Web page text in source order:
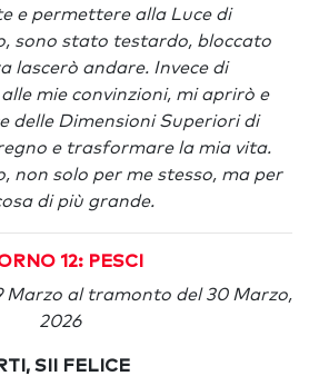
e permettere alla Luce di
sono stato testardo, bloccato
lascerò andare. Invece di
mie convinzioni, mi aprirò e
delle Dimensioni Superiori di
e trasformare la mia vita.
non solo per me stesso, ma per
di più grande.
12: PESCI
Marzo al tramonto del 30 Marzo,
2026
SII FELICE